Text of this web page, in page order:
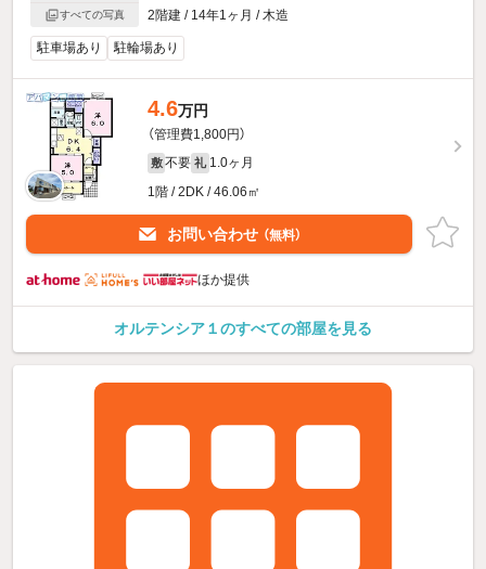
すべての写真
2階建 / 14年1ヶ月 / 木造
駐車場あり 駐輪場あり
4.6万円
（管理費1,800円）
敷 不要 礼 1.0ヶ月
1階 / 2DK / 46.06㎡
お問い合わせ （無料）
ほか提供
オルテンシア１のすべての部屋を見る